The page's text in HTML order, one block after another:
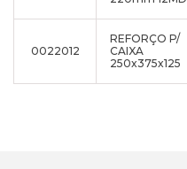
0022012
REFORÇO P/
CAIXA
250x375x125